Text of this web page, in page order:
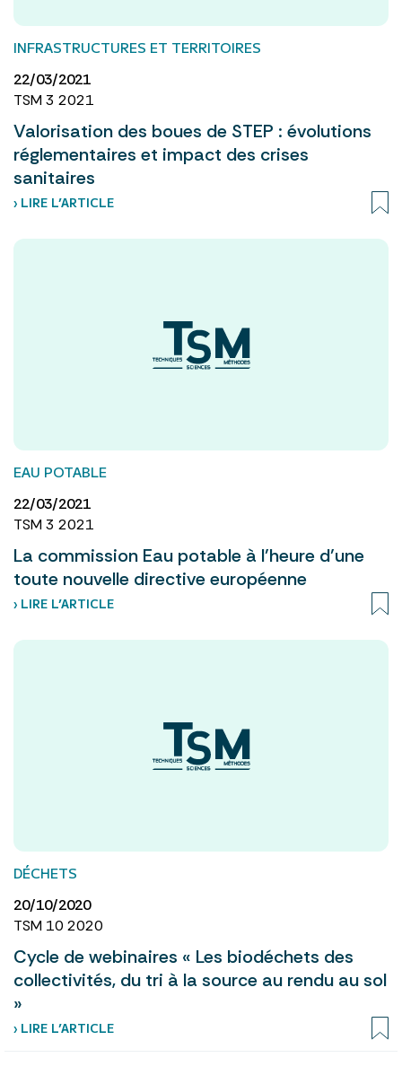
INFRASTRUCTURES ET TERRITOIRES
22/03/2021
TSM 3 2021
Valorisation des boues de STEP : évolutions
réglementaires et impact des crises
sanitaires
› LIRE L’ARTICLE
EAU POTABLE
22/03/2021
TSM 3 2021
La commission Eau potable à l’heure d’une
toute nouvelle directive européenne
› LIRE L’ARTICLE
DÉCHETS
20/10/2020
TSM 10 2020
Cycle de webinaires « Les biodéchets des
collectivités, du tri à la source au rendu au sol
»
› LIRE L’ARTICLE